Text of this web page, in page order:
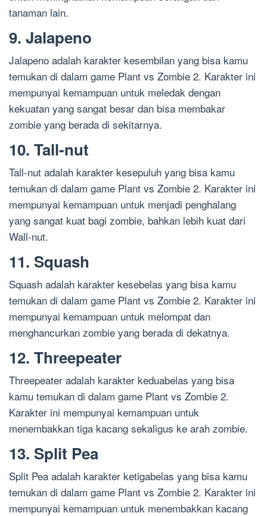
tanaman lain.
9. Jalapeno
Jalapeno adalah karakter kesembilan yang bisa kamu
temukan di dalam game Plant vs Zombie 2. Karakter ini
mempunyai kemampuan untuk meledak dengan
kekuatan yang sangat besar dan bisa membakar
zombie yang berada di sekitarnya.
10. Tall-nut
Tall-nut adalah karakter kesepuluh yang bisa kamu
temukan di dalam game Plant vs Zombie 2. Karakter ini
mempunyai kemampuan untuk menjadi penghalang
yang sangat kuat bagi zombie, bahkan lebih kuat dari
Wall-nut.
11. Squash
Squash adalah karakter kesebelas yang bisa kamu
temukan di dalam game Plant vs Zombie 2. Karakter ini
mempunyai kemampuan untuk melompat dan
menghancurkan zombie yang berada di dekatnya.
12. Threepeater
Threepeater adalah karakter keduabelas yang bisa
kamu temukan di dalam game Plant vs Zombie 2.
Karakter ini mempunyai kemampuan untuk
menembakkan tiga kacang sekaligus ke arah zombie.
13. Split Pea
Split Pea adalah karakter ketigabelas yang bisa kamu
temukan di dalam game Plant vs Zombie 2. Karakter ini
mempunyai kemampuan untuk menembakkan kacang